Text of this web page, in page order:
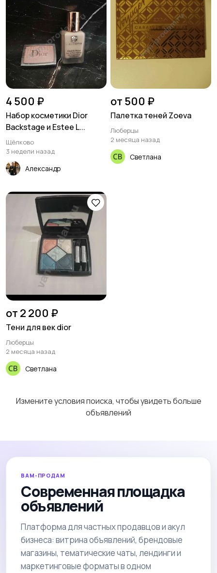
4 500 ₽
Набор косметики Dior
Backstage и Estee L...
Щёлково
3 недели назад
Александр
от 500 ₽
Палетка теней Zoeva
Люберцы
2 месяца назад
Светлана
от 2 200 ₽
Тени для век dior
Люберцы
2 месяца назад
Светлана
Измените условия поиска, чтобы увидеть больше
объявлений
ВАМ-ПРОДАМ
Современная площадка
объявлений
Платформа для частных продавцов и акул
бизнеса: витрина объявлений, брендовые
магазины, тематические чаты, лендинги и
маркетинговые форматы в одном